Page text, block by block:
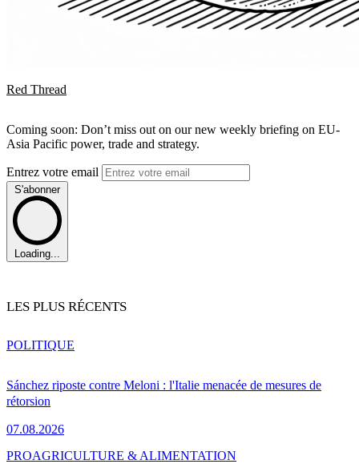
Red Thread
Coming soon: Don’t miss out on our new weekly briefing on EU-
Asia Pacific power, trade and strategy.
Entrez votre email
S'abonner
Loading...
LES PLUS RÉCENTS
Sánchez riposte contre Meloni : l'Italie menacée de mesures de
rétorsion
07.08.2026
POLITIQUE
PROAGRICULTURE & ALIMENTATION